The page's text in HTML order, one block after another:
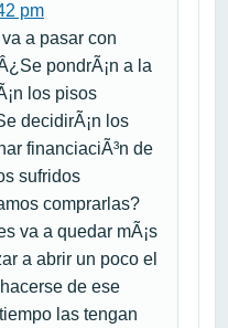
pm
a pasar con
pondrÃ¡n a la
los pisos
decidirÃ¡n los
financiaciÃ³n de
sufridos
comprarlas?
va a quedar mÃ¡s
a abrir un poco el
de ese
las tengan